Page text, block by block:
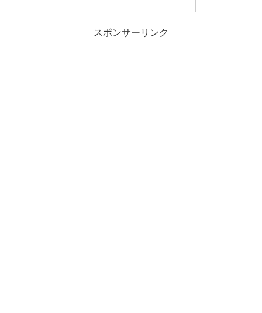
スポンサーリンク